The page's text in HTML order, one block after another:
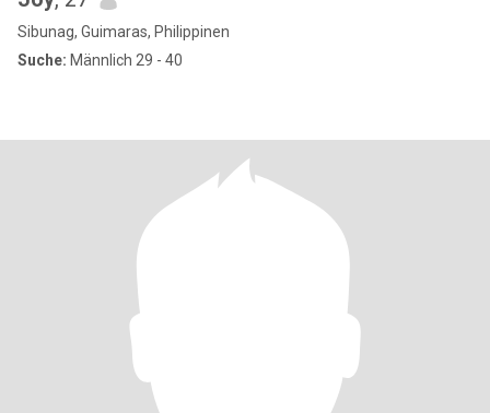
Sibunag, Guimaras, Philippinen
Suche: Männlich 29 - 40